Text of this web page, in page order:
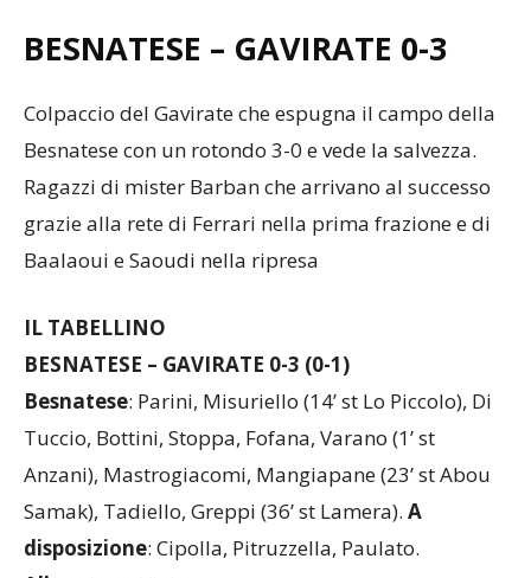
BESNATESE – GAVIRATE 0-3
Colpaccio del Gavirate che espugna il campo della
Besnatese con un rotondo 3-0 e vede la salvezza.
Ragazzi di mister Barban che arrivano al successo
grazie alla rete di Ferrari nella prima frazione e di
Baalaoui e Saoudi nella ripresa
IL TABELLINO
BESNATESE – GAVIRATE 0-3 (0-1)
Besnatese: Parini, Misuriello (14’ st Lo Piccolo), Di
Tuccio, Bottini, Stoppa, Fofana, Varano (1’ st
Anzani), Mastrogiacomi, Mangiapane (23’ st Abou
Samak), Tadiello, Greppi (36’ st Lamera). A
disposizione: Cipolla, Pitruzzella, Paulato.